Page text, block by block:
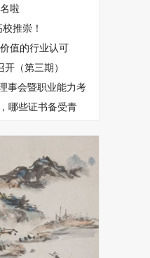
啦
推崇！
值的行业认可
（第三期）
事会暨职业能力考
哪些证书备受青